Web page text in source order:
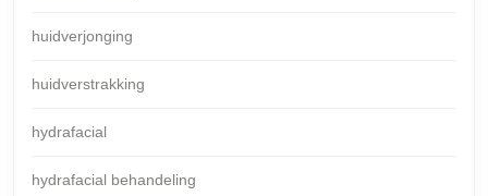
huidverjonging
huidverstrakking
hydrafacial
hydrafacial behandeling